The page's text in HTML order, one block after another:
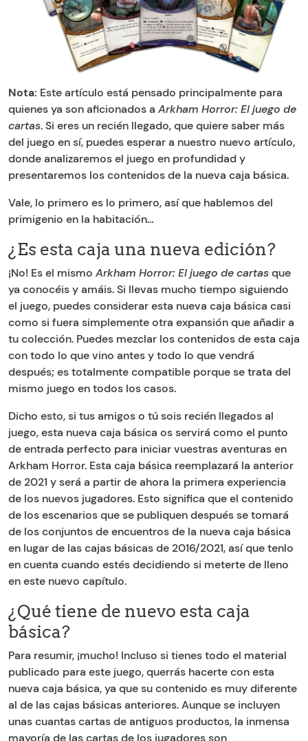
Nota: Este artículo está pensado principalmente para
quienes ya son aficionados a Arkham Horror: El juego de
cartas. Si eres un recién llegado, que quiere saber más
del juego en sí, puedes esperar a nuestro nuevo artículo,
donde analizaremos el juego en profundidad y
presentaremos los contenidos de la nueva caja básica.
Vale, lo primero es lo primero, así que hablemos del
primigenio en la habitación…
¿Es esta caja una nueva edición?
¡No! Es el mismo Arkham Horror: El juego de cartasque
ya conocéis y amáis. Si llevas mucho tiempo siguiendo
el juego, puedes considerar esta nueva caja básica casi
como si fuera simplemente otra expansión que añadir a
tu colección. Puedes mezclar los contenidos de esta caja
con todo lo que vino antes y todo lo que vendrá
después; es totalmente compatible porque se trata del
mismo juego en todos los casos.
Dicho esto, si tus amigos o tú sois recién llegados al
juego, esta nueva caja básica os servirá como el punto
de entrada perfecto para iniciar vuestras aventuras en
Arkham Horror. Esta caja básica reemplazará la anterior
de 2021 y será a partir de ahora la primera experiencia
de los nuevos jugadores. Esto significa que el contenido
de los escenarios que se publiquen después se tomará
de los conjuntos de encuentros de la nueva caja básica
en lugar de las cajas básicas de 2016/2021, así que tenlo
en cuenta cuando estés decidiendo si meterte de lleno
en este nuevo capítulo.
¿Qué tiene de nuevo esta caja
básica?
Para resumir, ¡mucho! Incluso si tienes todo el material
publicado para este juego, querrás hacerte con esta
nueva caja básica, ya que su contenido es muy diferente
al de las cajas básicas anteriores. Aunque se incluyen
unas cuantas cartas de antiguos productos, la inmensa
mayoría de las cartas de los jugadores son